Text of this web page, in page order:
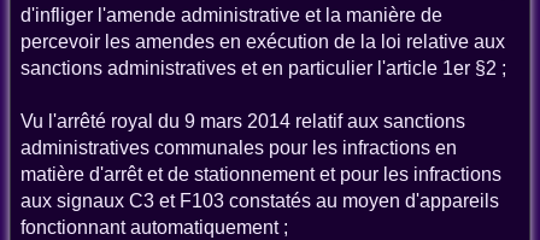
d'infliger l'amende administrative et la manière de
percevoir les amendes en exécution de la loi relative aux
sanctions administratives et en particulier l'article 1er §2 ;
Vu l'arrêté royal du 9 mars 2014 relatif aux sanctions
administratives communales pour les infractions en
matière d'arrêt et de stationnement et pour les infractions
aux signaux C3 et F103 constatés au moyen d'appareils
fonctionnant automatiquement ;